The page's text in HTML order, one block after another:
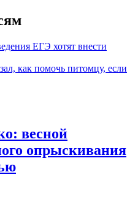
ЕГЭ хотят внести
как помочь питомцу, если
весной
опрыскивания